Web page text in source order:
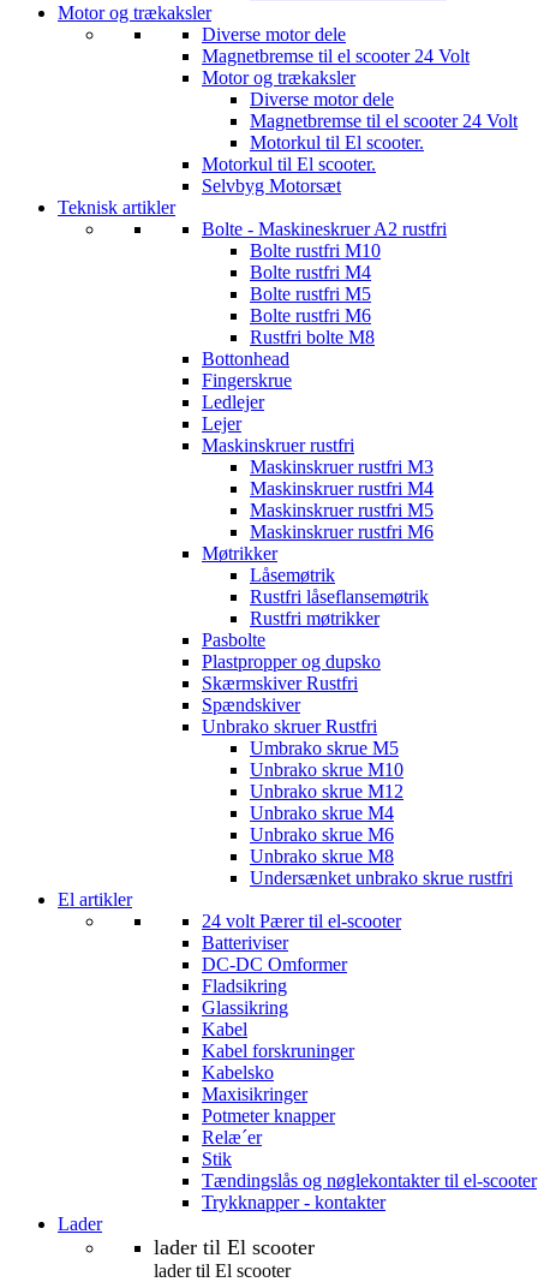
Motor og trækaksler
Diverse motor dele
Magnetbremse til el scooter 24 Volt
Motor og trækaksler
Diverse motor dele
Magnetbremse til el scooter 24 Volt
Motorkul til El scooter.
Motorkul til El scooter.
Selvbyg Motorsæt
Teknisk artikler
Bolte - Maskineskruer A2 rustfri
Bolte rustfri M10
Bolte rustfri M4
Bolte rustfri M5
Bolte rustfri M6
Rustfri bolte M8
Bottonhead
Fingerskrue
Ledlejer
Lejer
Maskinskruer rustfri
Maskinskruer rustfri M3
Maskinskruer rustfri M4
Maskinskruer rustfri M5
Maskinskruer rustfri M6
Møtrikker
Låsemøtrik
Rustfri låseflansemøtrik
Rustfri møtrikker
Pasbolte
Plastpropper og dupsko
Skærmskiver Rustfri
Spændskiver
Unbrako skruer Rustfri
Umbrako skrue M5
Unbrako skrue M10
Unbrako skrue M12
Unbrako skrue M4
Unbrako skrue M6
Unbrako skrue M8
Undersænket unbrako skrue rustfri
El artikler
24 volt Pærer til el-scooter
Batteriviser
DC-DC Omformer
Fladsikring
Glassikring
Kabel
Kabel forskruninger
Kabelsko
Maxisikringer
Potmeter knapper
Relæ´er
Stik
Tændingslås og nøglekontakter til el-scooter
Trykknapper - kontakter
Lader
lader til El scooter
lader til El scooter